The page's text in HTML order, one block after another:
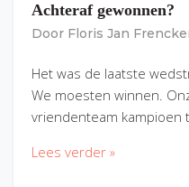
Achteraf gewonnen?
Door Floris Jan
Het was de laatste
We moesten winnen.
vriendenteam kampioen
Lees verder »